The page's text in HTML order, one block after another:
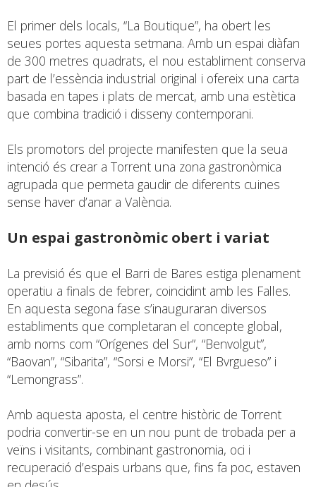
El primer dels locals, “La Boutique”, ha obert les
seues portes aquesta setmana. Amb un espai diàfan
de 300 metres quadrats, el nou establiment conserva
part de l’essència industrial original i ofereix una carta
basada en tapes i plats de mercat, amb una estètica
que combina tradició i disseny contemporani.
Els promotors del projecte manifesten que la seua
intenció és crear a Torrent una zona gastronòmica
agrupada que permeta gaudir de diferents cuines
sense haver d’anar a València.
Un espai gastronòmic obert i variat
La previsió és que el Barri de Bares estiga plenament
operatiu a finals de febrer, coincidint amb les Falles.
En aquesta segona fase s’inauguraran diversos
establiments que completaran el concepte global,
amb noms com “Orígenes del Sur”, “Benvolgut”,
“Baovan”, “Sibarita”, “Sorsi e Morsi”, “El Bvrgueso” i
“Lemongrass”.
Amb aquesta aposta, el centre històric de Torrent
podria convertir-se en un nou punt de trobada per a
veïns i visitants, combinant gastronomia, oci i
recuperació d’espais urbans que, fins fa poc, estaven